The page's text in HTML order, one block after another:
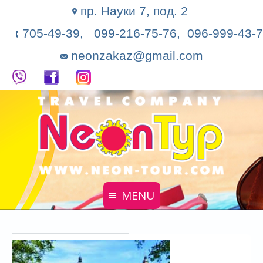
пр. Науки 7, под. 2
705-49-39, 099-216-75-76, 096-999-43-
neonzakaz@gmail.com
MENU
Поиск тура